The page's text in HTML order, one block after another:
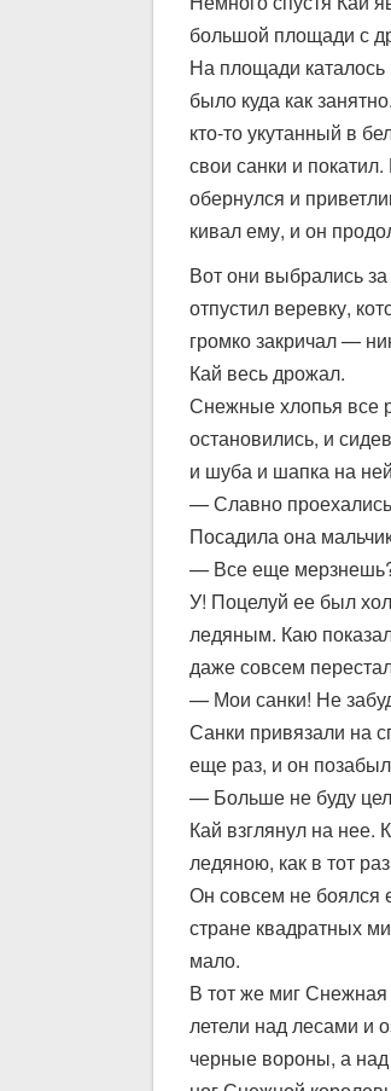
большой площади с
На площади каталось
было куда как
кто-то укутанный в
свои санки и
обернулся и
кивал ему, и он
Вот они выбрались
отпустил веревку,
громко закричал —
Кай весь дрожал.
Снежные хлопья все
остановились, и
и шуба и шапка на
— Славно
Посадила она
— Все еще
У! Поцелуй ее был
ледяным. Каю
даже совсем
— Мои санки! Не
Санки привязали на
еще раз, и он
— Больше не буду
Кай взглянул на нее.
ледяною, как в тот
Он совсем не боялся
стране квадратных
мало.
В тот же миг
летели над лесами и
черные вороны, а